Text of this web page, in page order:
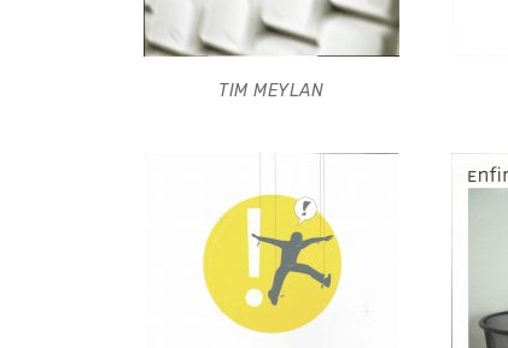
TIM MEYLAN